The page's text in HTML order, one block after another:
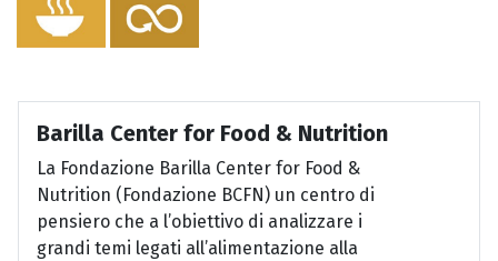
Barilla Center for Food & Nutrition
La Fondazione Barilla Center for Food &
Nutrition (Fondazione BCFN) un centro di
pensiero che a l’obiettivo di analizzare i
grandi temi legati all’alimentazione alla